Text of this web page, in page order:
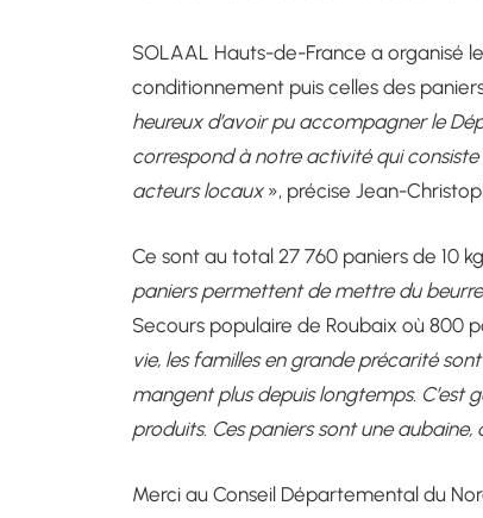
SOLAAL Hauts-de-France a organisé
conditionnement puis celles des
heureux d’avoir pu accompagner le
correspond à notre activité qui consiste
acteurs locaux», précise Jean-
Ce sont au total 27 760 paniers de 10
paniers permettent de mettre du
Secours populaire de Roubaix où 800
vie, les familles en grande précarité
mangent plus depuis longtemps.
produits. Ces paniers sont une aubaine,
Merci au Conseil Départemental du